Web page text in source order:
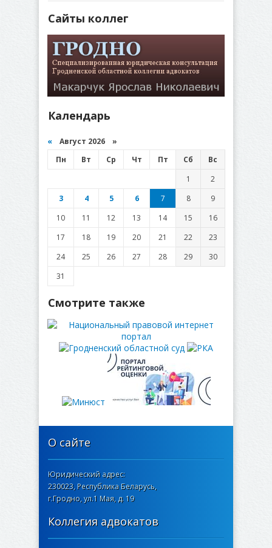
Сайты коллег
Календарь
« Август 2026 »
Пн
Вт Ср Чт Пт Сб
Вс
1
2
3
4 5 6 7 8
9
10
11 12 13 14 15
16
17
18 19 20 21 22
23
24
25 26 27 28 29
30
31
Смотрите также
О сайте
Юридический адрес:
230023, Республика Беларусь,
г.Гродно, ул.1 Мая, д. 19
Коллегия адвокатов